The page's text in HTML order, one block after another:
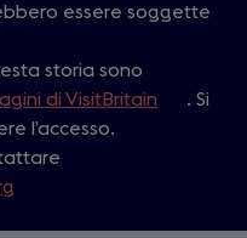
essere soggette
storia sono
di VisitBritain
. Si
l’accesso.